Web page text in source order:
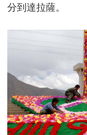
分到達拉薩。